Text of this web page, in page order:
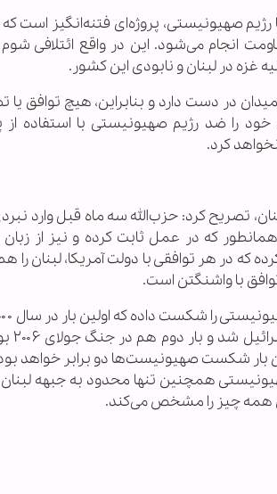
رژیم صهیونیستی، پروژه‌ای فتنه‌انگیز است
انجام می‌شود. این در واقع ائتلافی
در لبنان و نابودی این کشور.
در دست دارد و بنابراین، هیچ توافق
ضد رژیم صهیونیستی با استفاده از
کرد.
تصریح کرد: حزب‌الله سه ماه قبل وارد
که در عمل ثابت کرده و نیز از
که در هر توافقی با دولت آمریکا، لبنان را
با واشنگتن است.
منجر به
بار شکست صهیونیست‌ها دو برابر خواهد
همچنین تنها محدود به جبهه
همه چیز را مشخص می‌کند.